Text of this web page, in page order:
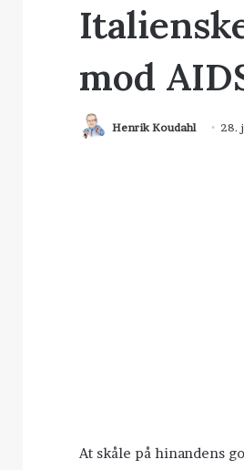
mod
Henrik Koudahl 28.
At skåle på hinandens